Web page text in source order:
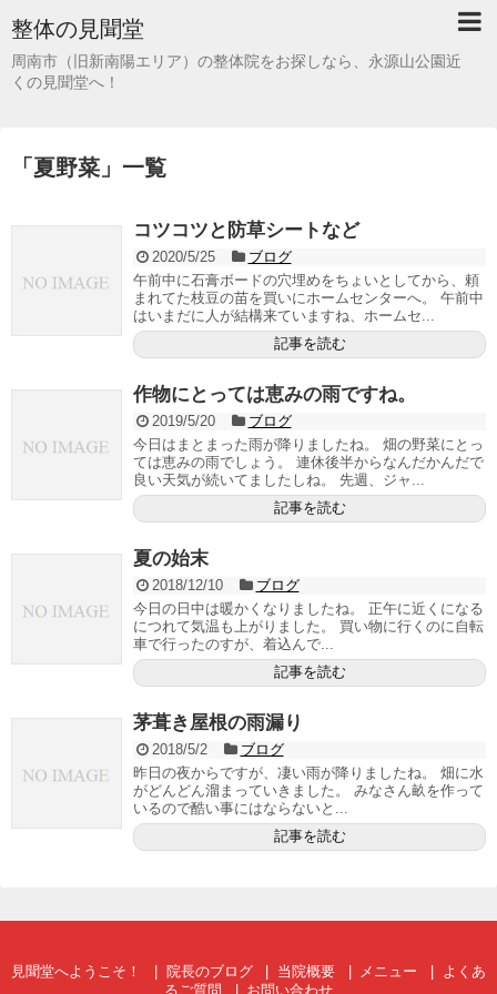
整体の見聞堂
周南市（旧新南陽エリア）の整体院をお探しなら、永源山公園近
くの見聞堂へ！
「 夏野菜 」 一覧
コツコツと防草シートなど
2020/5/25
ブログ
午前中に石膏ボードの穴埋めをちょいとしてから、頼
まれてた枝豆の苗を買いにホームセンターへ。 午前中
はいまだに人が結構来ていますね、ホームセ...
記事を読む
作物にとっては恵みの雨ですね。
2019/5/20
ブログ
今日はまとまった雨が降りましたね。 畑の野菜にとっ
ては恵みの雨でしょう。 連休後半からなんだかんだで
良い天気が続いてましたしね。 先週、ジャ...
記事を読む
夏の始末
2018/12/10
ブログ
今日の日中は暖かくなりましたね。 正午に近くになる
につれて気温も上がりました。 買い物に行くのに自転
車で行ったのすが、着込んで...
記事を読む
茅葺き屋根の雨漏り
2018/5/2
ブログ
昨日の夜からですが、凄い雨が降りましたね。 畑に水
がどんどん溜まっていきました。 みなさん畝を作って
いるので酷い事にはならないと...
記事を読む
見聞堂へようこそ！ 院長のブログ 当院概要 メニュー
よくあ
るご質問
お問い合わせ